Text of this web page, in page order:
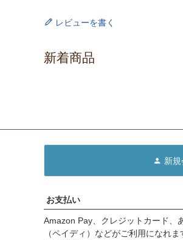
レビューを書く
新着商品
新
お支払い
Amazon Pay、クレジットカード、
（ペイディ）などがご利用になれま